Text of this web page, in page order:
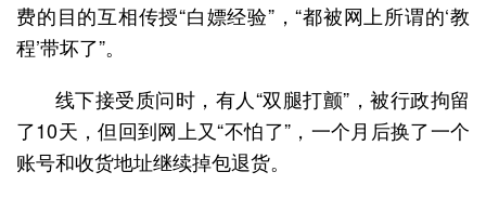
费的目的互相传授“白嫖经验”，“都被网上所谓的‘教
程’带坏了”。
线下接受质问时，有人“双腿打颤”，被行政拘留
了10天，但回到网上又“不怕了”，一个月后换了一个
账号和收货地址继续掉包退货。